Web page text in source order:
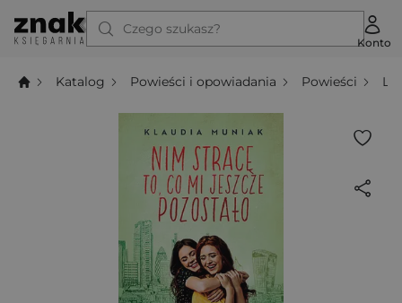
Czego szukasz?
Konto
Katalog Powieści i opowiadania Powieści